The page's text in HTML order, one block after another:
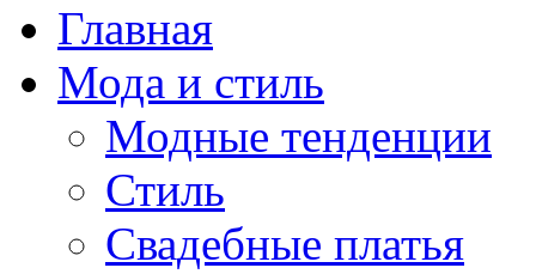
Главная
Мода и стиль
Модные тенденции
Стиль
Свадебные платья